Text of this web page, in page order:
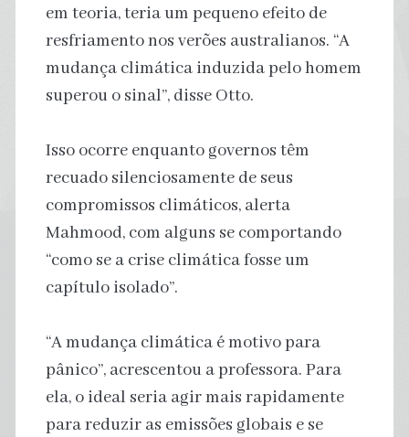
em teoria, teria um pequeno efeito de
resfriamento nos verões australianos. “A
mudança climática induzida pelo homem
superou o sinal”, disse Otto.
Isso ocorre enquanto governos têm
recuado silenciosamente de seus
compromissos climáticos, alerta
Mahmood, com alguns se comportando
“como se a crise climática fosse um
capítulo isolado”.
“A mudança climática é motivo para
pânico”, acrescentou a professora. Para
ela, o ideal seria agir mais rapidamente
para reduzir as emissões globais e se